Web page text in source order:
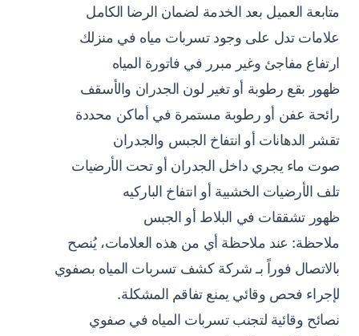
متابعة العميل بعد الخدمة لضمان الرضا الكامل
علامات تدل على وجود تسربات مياه في منزلك
ارتفاع مفاجئ وغير مبرر في فاتورة المياه
ظهور بقع رطوبة أو تغير لون الجدران والأسقف
رائحة عفن أو رطوبة مستمرة في أماكن محددة
تقشر الدهانات أو انتفاخ الجبس والجدران
صوت ماء يجري داخل الجدران أو تحت الأرضيات
تلف الأرضيات الخشبية أو انتفاخ الباركيه
ظهور تشققات في البلاط أو الجبس
ملاحظة: عند ملاحظة أي من هذه العلامات، يُنصح
بالاتصال فوراً بـ شركة كشف تسربات المياه بصفوي
لإجراء فحص وقائي يمنع تفاقم المشكلة.
نصائح وقائية لتجنب تسربات المياه في صفوي